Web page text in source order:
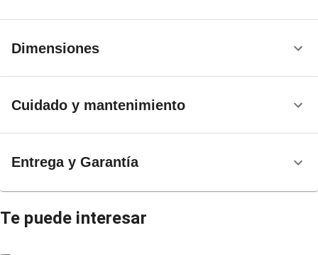
Dimensiones
Cuidado y mantenimiento
Entrega y Garantía
Te puede interesar